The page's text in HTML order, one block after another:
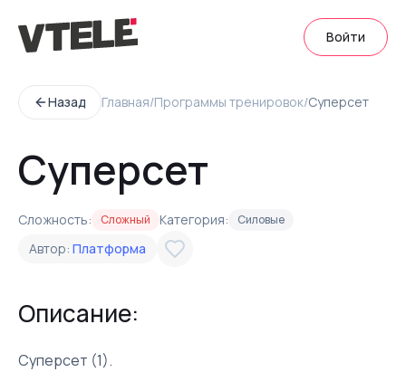
Войти
Назад Главная/Программы тренировок/Суперсет
Суперсет
Сложность: Сложный Категория: Силовые
Автор: Платформа
Описание:
Суперсет (1).